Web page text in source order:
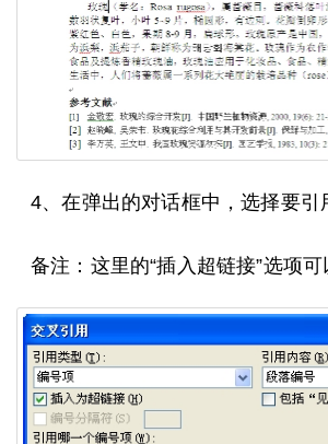
4、在弹出的对话框中，选择要引
备注：这里的“插入超链接”选项可